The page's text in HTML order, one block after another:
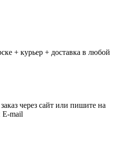
+ курьер + доставка в любой
через сайт или пишите на
E-mail